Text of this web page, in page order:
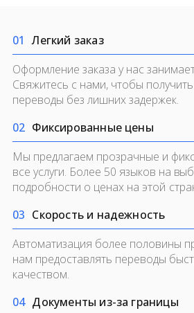
01
Легкий заказ
Оформление заказа у нас
Свяжитесь с нами, чтобы
переводы без лишних задержек.
02 Фиксированные цены
Мы предлагаем прозрачные и
все услуги. Более 50 языков на
подробности о ценах на этой
03 Скорость и надежность
Автоматизация более половины
нам предоставлять переводы
качеством.
04 Документы из-за границы